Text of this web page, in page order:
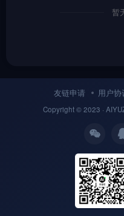
暂
友链申请 用户协
Copyright © 2023 ·